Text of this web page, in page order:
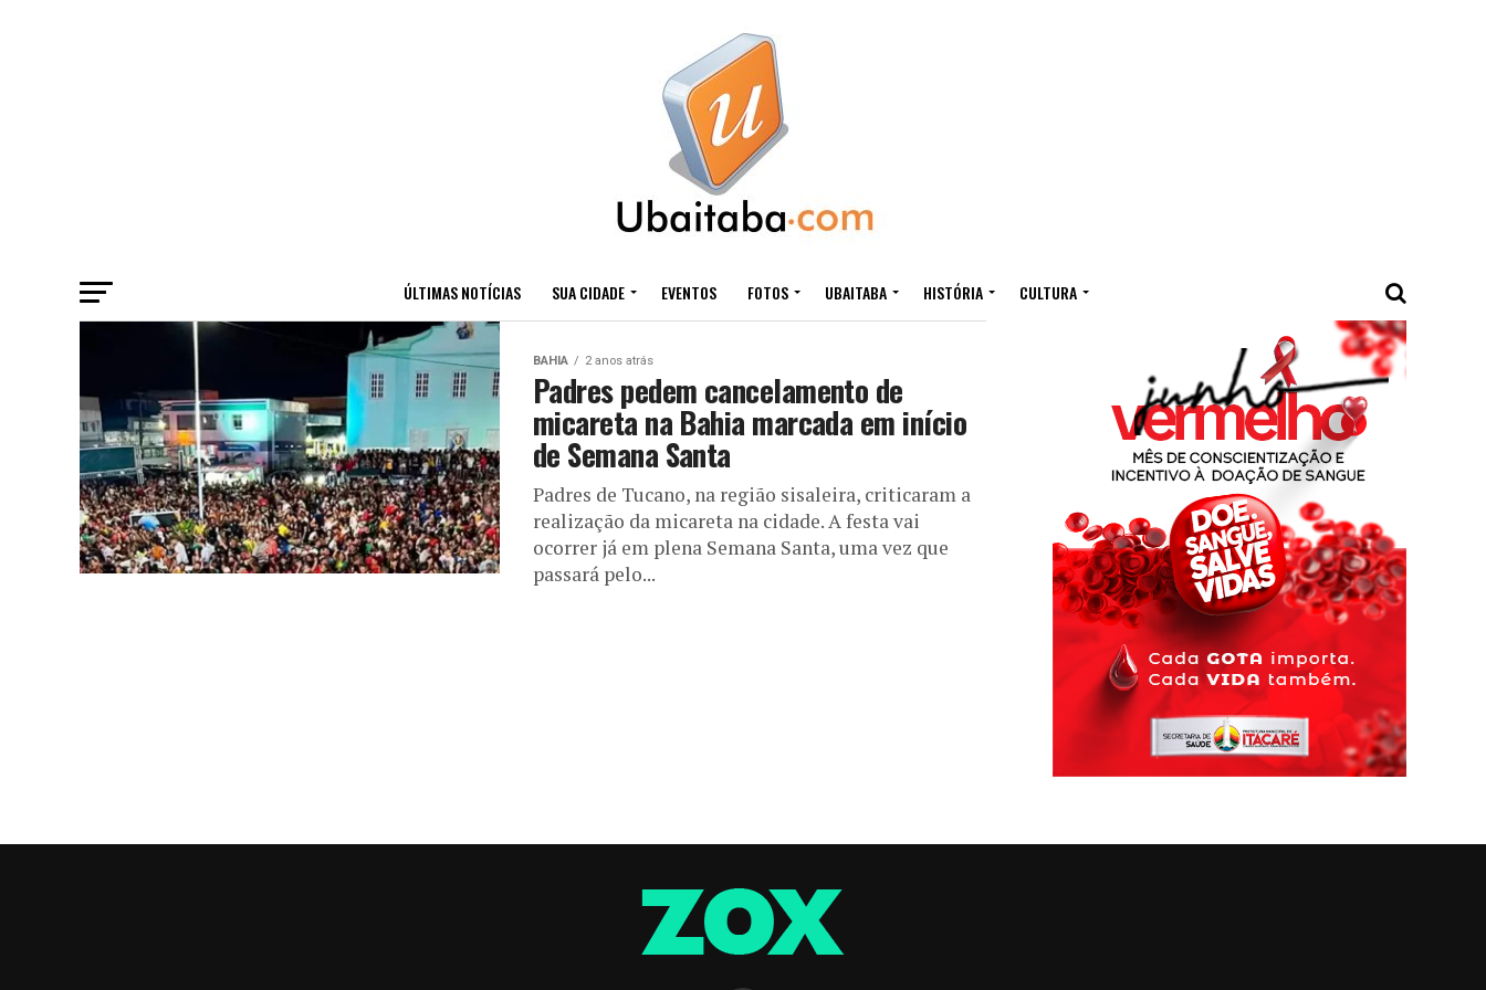
ÚLTIMAS NOTÍCIAS SUA CIDADE EVENTOS FOTOS UBAITABA HISTÓRIA CULTURA
BAHIA 2 anos atrás
Padres pedem cancelamento de
micareta na Bahia marcada em início
de Semana Santa
Padres de Tucano, na região sisaleira, criticaram a
realização da micareta na cidade. A festa vai
ocorrer já em plena Semana Santa, uma vez que
passará pelo...